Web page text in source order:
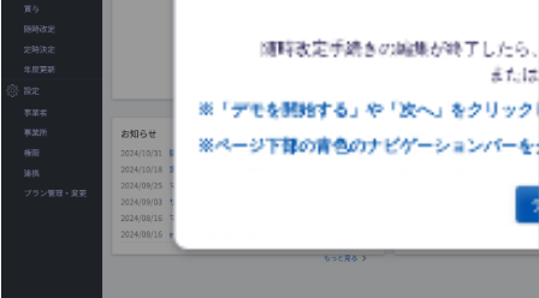
随時改定手続きの編集が終了した
また
※「デモを開始する」や「次へ」をクリッ
※ページ下部の青色のナビゲーションバー